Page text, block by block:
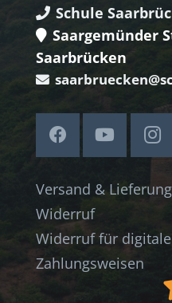
Schule
Saargemünder
Saarbrücken
Versand & Lieferung
Widerruf
Widerruf für
Zahlungsweisen